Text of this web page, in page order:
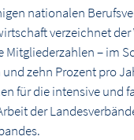
nationalen
verzeichnet der
Mitgliederzahlen – im
zehn Prozent pro
für die intensive und
der